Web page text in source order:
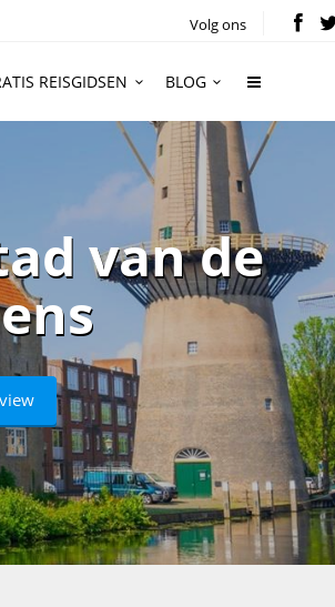
Volg ons
REISGIDSEN BLOG
van de